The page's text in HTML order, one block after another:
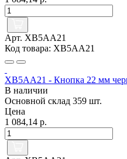
Арт. XB5AA21
Код товара: XB5AA21
XB5AA21 - Кнопка 22 мм
В наличии
Основной склад 359 шт.
Цена
1 084,14 р.